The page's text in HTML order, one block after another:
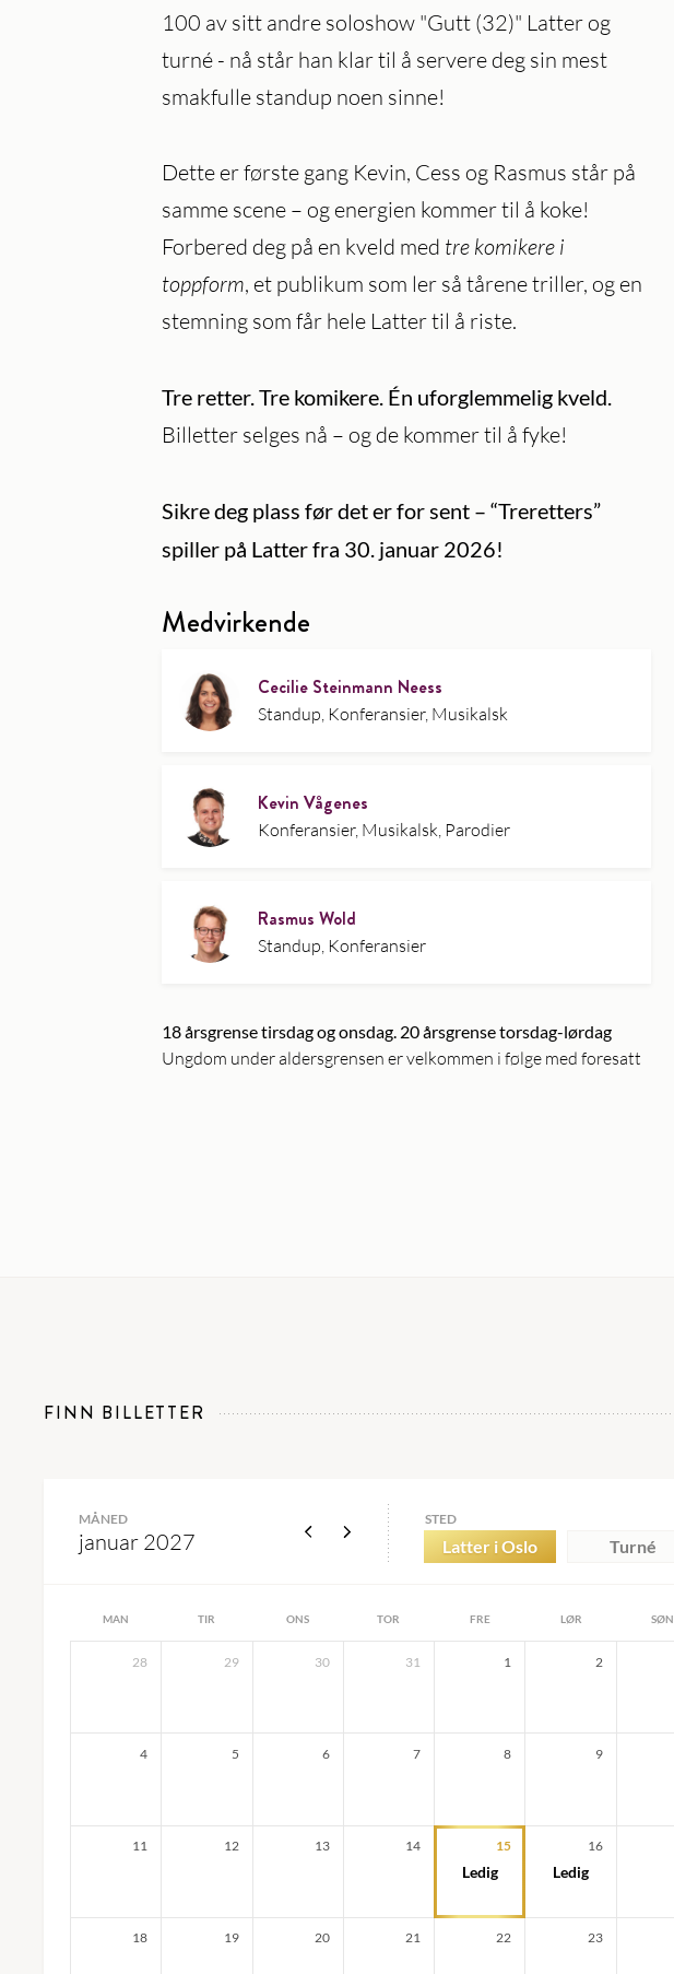
100 av sitt andre soloshow "Gutt (32)" Latter og
turné - nå står han klar til å servere deg sin mest
smakfulle standup noen sinne!
Dette er første gang Kevin, Cess og Rasmus står på
samme scene – og energien kommer til å koke!
Forbered deg på en kveld med tre komikere i
toppform, et publikum som ler så tårene triller, og en
stemning som får hele Latter til å riste.
Tre retter. Tre komikere. Én uforglemmelig kveld.
Billetter selges nå – og de kommer til å fyke!
Sikre deg plass før det er for sent – “Treretters”
spiller på Latter fra 30. januar 2026!
Medvirkende
Cecilie Steinmann Neess
Standup, Konferansier, Musikalsk
Kevin Vågenes
Konferansier, Musikalsk, Parodier
Rasmus Wold
Standup, Konferansier
18 årsgrense tirsdag og onsdag. 20 årsgrense torsdag-lørdag
Ungdom under aldersgrensen er velkommen i følge med foresatt
FINN BILLETTER
MÅNED
januar 2027
STED
Latter i Oslo Turné
MAN TIR ONS TOR FRE LØR SØN
28 29 30 31 1 2
4 5 6 7 8 9
11 12 13 14 15
Ledig
16
Ledig
18 19 20 21 22 23